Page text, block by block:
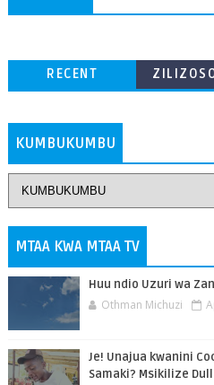
RECENT
KUMBUKUMBU
MTAA KWA MTAA TV
Huu ndio Uzuri wa
Othman Michuzi
Je! Unajua kwanini
Samaki? Msikilize